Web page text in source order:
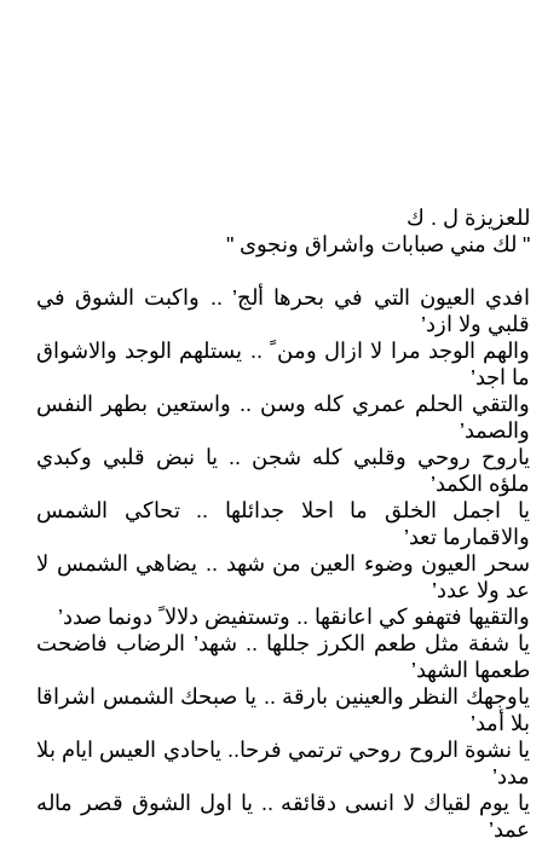
للعزيزة ل . ك
" لك مني صبابات واشراق ونجوى "
افدي العيون التي في بحرها ألج’ .. واكبت الشوق في
قلبي ولا ازد’
والهم الوجد مرا لا ازال ومن ً .. يستلهم الوجد والاشواق
ما اجد’
والتقي الحلم عمري كله وسن .. واستعين بطهر النفس
والصمد’
ياروح روحي وقلبي كله شجن .. يا نبض قلبي وكبدي
ملؤه الكمد’
يا اجمل الخلق ما احلا جدائلها .. تحاكي الشمس
والاقمارما تعد’
سحر العيون وضوء العين من شهد .. يضاهي الشمس لا
عد ولا عدد’
والتقيها فتهفو كي اعانقها .. وتستفيض دلالا ً دونما صدد’
يا شفة مثل طعم الكرز جللها .. شهد’ الرضاب فاضحت
طعمها الشهد’
ياوجهك النظر والعينين بارقة .. يا صبحك الشمس اشراقا
بلا أمد’
يا نشوة الروح روحي ترتمي فرحا.. ياحادي العيس ايام بلا
مدد’
يا يوم لقياك لا انسى دقائقه .. يا اول الشوق قصر ماله
عمد’